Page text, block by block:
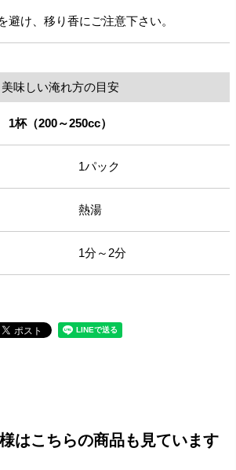
避け、移り香にご注意下さい。
美味しい淹れ方の目安
1杯（200～250cc）
1パック
熱湯
1分～2分
はこちらの商品も見ています